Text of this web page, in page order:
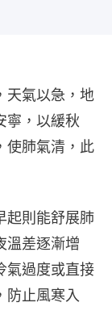
天氣以急，地
寧，以緩秋
使肺氣清，此
起則能舒展肺
溫差逐漸增
氣過度或直接
防止風寒入